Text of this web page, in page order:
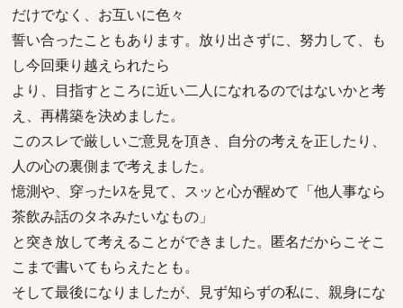
だけでなく、お互いに色々
誓い合ったこともあります。放り出さずに、努力して、も
し今回乗り越えられたら
より、目指すところに近い二人になれるのではないかと考
え、再構築を決めました。
このスレで厳しいご意見を頂き、自分の考えを正したり、
人の心の裏側まで考えました。
憶測や、穿ったﾚｽを見て、スッと心が醒めて「他人事なら
茶飲み話のタネみたいなもの」
と突き放して考えることができました。匿名だからこそこ
こまで書いてもらえたとも。
そして最後になりましたが、見ず知らずの私に、親身にな